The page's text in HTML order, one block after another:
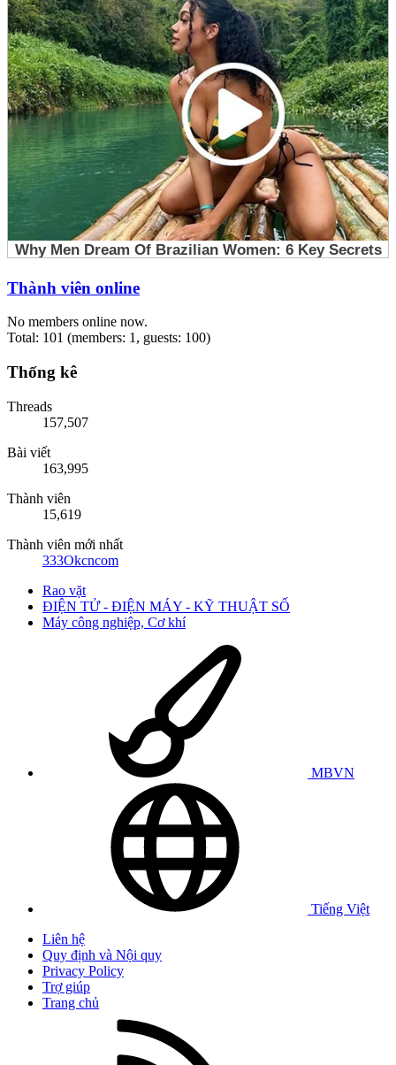
Thành viên online
No members online now.
Total: 101 (members: 1, guests: 100)
Thống kê
Threads
157,507
Bài viết
163,995
Thành viên
15,619
Thành viên mới nhất
333Okcncom
Rao vặt
ĐIỆN TỬ - ĐIỆN MÁY - KỸ THUẬT SỐ
Máy công nghiệp, Cơ khí
MBVN
Tiếng Việt
Liên hệ
Quy định và Nội quy
Privacy Policy
Trợ giúp
Trang chủ